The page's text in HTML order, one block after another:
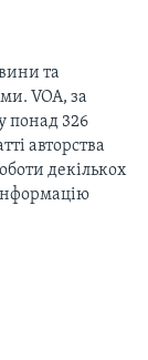
та
VOA, за
понад 326
авторства
декількох